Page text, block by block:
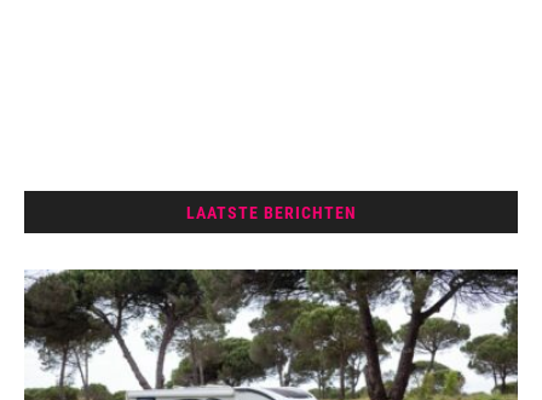
LAATSTE BERICHTEN